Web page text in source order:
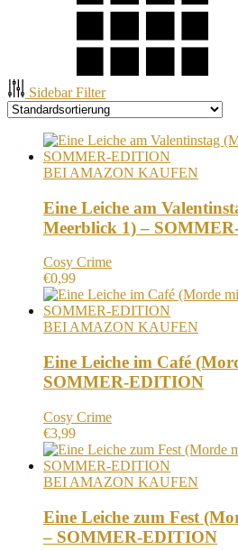
Sidebar Filter
BEI AMAZON KAUFEN
Eine Leiche am
Meerblick 1) –
Cosy Crime
€0,99
BEI AMAZON KAUFEN
Eine Leiche im Café
SOMMER-EDITION
Cosy Crime
€3,99
BEI AMAZON KAUFEN
Eine Leiche zum Fest
– SOMMER-EDITION